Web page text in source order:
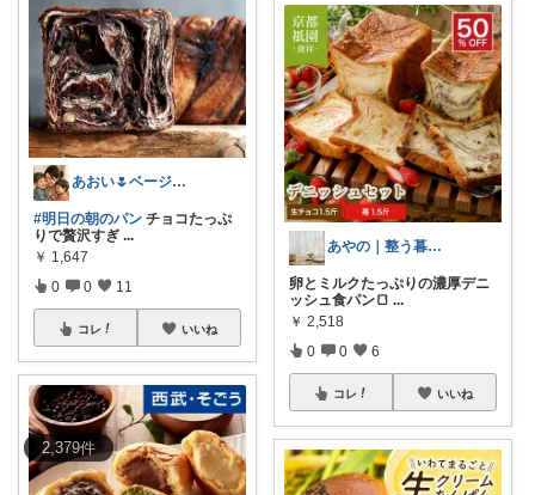
2,379件
あおい🌷ベージュ好き♡時短アイテム好き
#明日の朝のパン チョコたっぷ
りで贅沢すぎ ...
￥ 1,647
0 0 11
コレ いいね
あやの｜整う暮らしROOM
卵とミルクたっぷりの濃厚デニ
ッシュ食パン🍞 ...
￥ 2,518
0 0 6
コレ いいね